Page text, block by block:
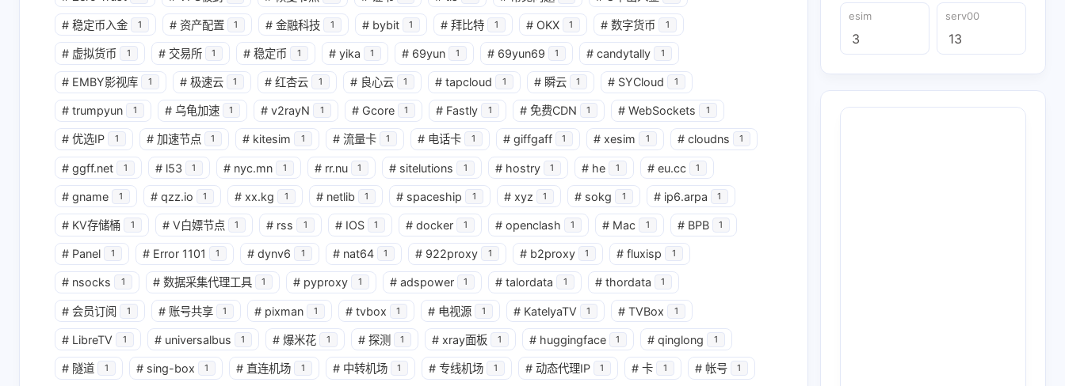
# 稳定币入金 1 # 资产配置 1 # 金融科技 1 # bybit 1 # 拜比特 1 # OKX 1 # 数字货币 1
# 虚拟货币 1 # 交易所 1 # 稳定币 1 # yika 1 # 69yun 1 # 69yun69 1 # candytally 1
# EMBY影视库 1 # 极速云 1 # 红杏云 1 # 良心云 1 # tapcloud 1 # 瞬云 1 # SYCloud 1
# trumpyun 1 # 乌龟加速 1 # v2rayN 1 # Gcore 1 # Fastly 1 # 免费CDN 1 # WebSockets 1
# 优选IP 1 # 加速节点 1 # kitesim 1 # 流量卡 1 # 电话卡 1 # giffgaff 1 # xesim 1 # cloudns 1
# ggff.net 1 # l53 1 # nyc.mn 1 # rr.nu 1 # sitelutions 1 # hostry 1 # he 1 # eu.cc 1
# gname 1 # qzz.io 1 # xx.kg 1 # netlib 1 # spaceship 1 # xyz 1 # sokg 1 # ip6.arpa 1
# KV存储桶 1 # V白嫖节点 1 # rss 1 # IOS 1 # docker 1 # openclash 1 # Mac 1 # BPB 1
# Panel 1 # Error 1101 1 # dynv6 1 # nat64 1 # 922proxy 1 # b2proxy 1 # fluxisp 1
# nsocks 1 # 数据采集代理工具 1 # pyproxy 1 # adspower 1 # talordata 1 # thordata 1
# 会员订阅 1 # 账号共享 1 # pixman 1 # tvbox 1 # 电视源 1 # KatelyaTV 1 # TVBox 1
# LibreTV 1 # universalbus 1 # 爆米花 1 # 探测 1 # xray面板 1 # huggingface 1 # qinglong 1
# 隧道 1 # sing-box 1 # 直连机场 1 # 中转机场 1 # 专线机场 1 # 动态代理IP 1 # 卡 1 # 帐号 1
esim
3
serv00
13